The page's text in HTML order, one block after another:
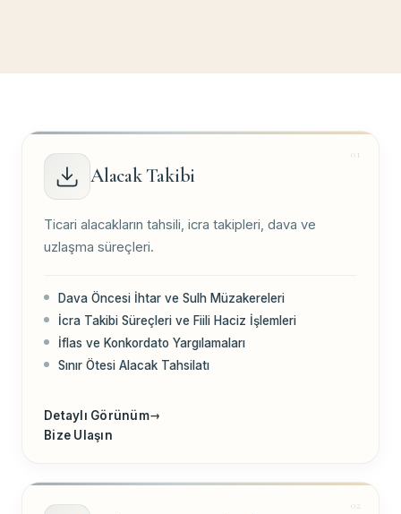
Alacak Takibi
Ticari alacakların tahsili, icra takipleri, dava ve
uzlaşma süreçleri.
Dava Öncesi İhtar ve Sulh Müzakereleri
İcra Takibi Süreçleri ve Fiili Haciz İşlemleri
İflas ve Konkordato Yargılamaları
Sınır Ötesi Alacak Tahsilatı
Detaylı Görünüm→
Bize Ulaşın